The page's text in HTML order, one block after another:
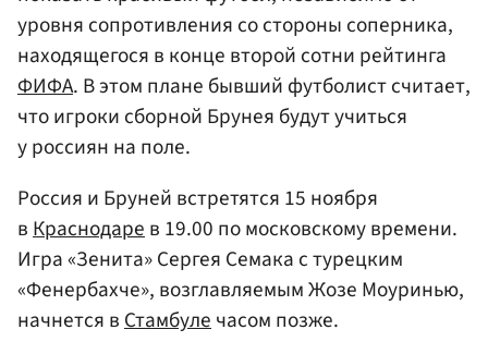
уровня сопротивления со стороны соперника,
находящегося в конце второй сотни рейтинга
ФИФА. В этом плане бывший футболист считает,
что игроки сборной Брунея будут учиться
у россиян на поле.
Россия и Бруней встретятся 15 ноября
вКраснодарев 19.00 по московскому времени.
Игра «Зенита» Сергея Семака с турецким
«Фенербахче», возглавляемым Жозе Моуринью,
начнется вСтамбулечасом позже.